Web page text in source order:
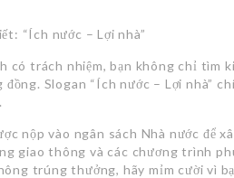
“Ích nước – Lợi nhà”
có trách nhiệm, bạn không chỉ tìm
Slogan “Ích nước – Lợi nhà”
nộp vào ngân sách Nhà nước để
giao thông và các chương trình
trúng thưởng, hãy mỉm cười vì